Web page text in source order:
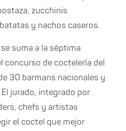
zucchinis
y nachos caseros.
suma a la séptima
concurso de coctelería del
30 barmans nacionales y
jurado, integrado por
chefs y artistas
el coctel que mejor